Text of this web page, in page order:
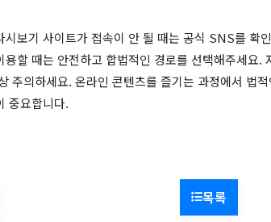
시보기 사이트가 접속이 안 될 때는 공식 SNS를 확
용할 때는 안전하고 합법적인 경로를 선택해주세요.
주의하세요. 온라인 콘텐츠를 즐기는 과정에서 법
중요합니다.
목록